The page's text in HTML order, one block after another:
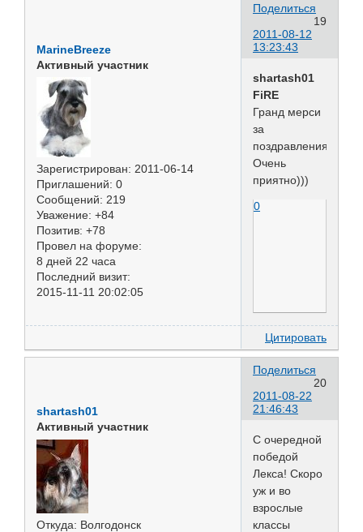
Поделиться
19
2011-08-12
13:23:43
MarineBreeze
Активный участник
Зарегистрирован: 2011-06-14
Приглашений: 0
Сообщений: 219
Уважение: +84
Позитив: +78
Провел на форуме:
8 дней 22 часа
Последний визит:
2015-11-11 20:02:05
shartash01
FiRE
Гранд мерси
за
поздравления!
Очень
приятно)))
0
Цитировать
Поделиться
20
2011-08-22
21:46:43
shartash01
Активный участник
Откуда: Волгодонск
С очередной
победой
Лекса! Скоро
уж и во
взрослые
классы